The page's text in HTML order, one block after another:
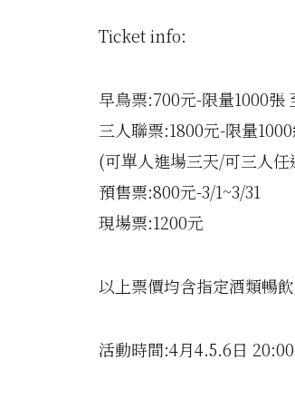
Ticket info:
早鳥票:700元-限量1000張
三人聯票:1800元-限量
(可單人進場三天/可三人任
預售票:800元-3/1~3/31
現場票:1200元
以上票價均含指定酒類暢
活動時間:4月4.5.6日